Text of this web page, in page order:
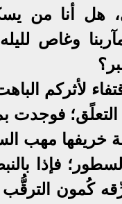
هل أنا من
وغاص
لأثركم
فوجدت
خريفها مهب
فإذا
كُمون الترقُّب